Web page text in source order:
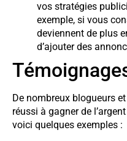
vos stratégies
exemple, si vous
deviennent de plus
d’ajouter des
De nombreux blogueurs
réussi à gagner de
voici quelques exemples :